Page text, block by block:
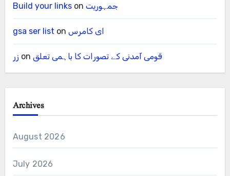
Build your linkson جمہوریت
gsa ser list on ای کامرس
زر on قومی آمدنی کے تصورات کا باہمی تعلق
Archives
August 2026
July 2026